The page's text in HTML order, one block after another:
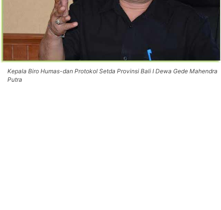
Kepala Biro Humas-dan Protokol Setda Provinsi Bali I Dewa Gede Mahendra
Putra